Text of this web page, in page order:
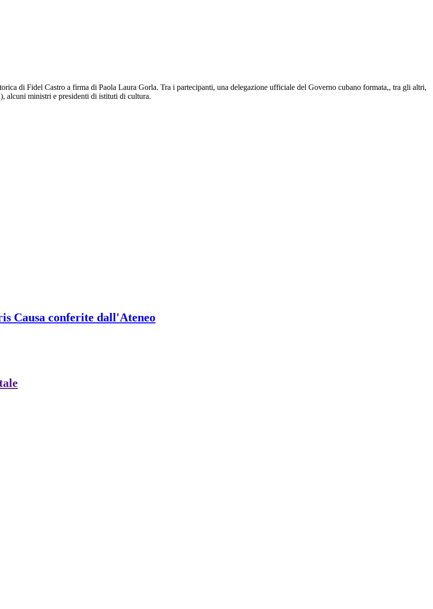
di Fidel Castro a firma di Paola Laura Gorla. Tra i partecipanti, una delegazione ufficiale del Governo cubano formata,, tra gli altri,
alcuni ministri e presidenti di istituti di cultura.
Causa conferite dall'Ateneo